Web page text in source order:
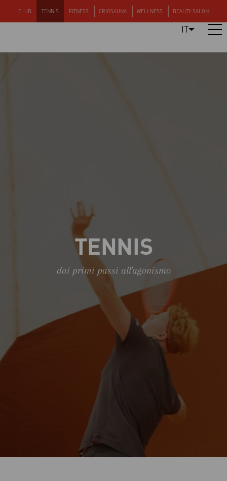
CLUB TENNIS FITNESS CRIOSAUNA WELLNESS BEAUTY SALON
IT
TENNIS
dai primi passi all'agonismo